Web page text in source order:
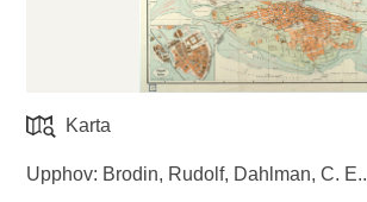
Karta
Upphov: Brodin, Rudolf, Dahlman, C. E..